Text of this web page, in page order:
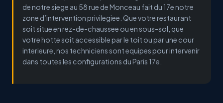
de notre siege au 58 rue de Monceau fait du 17e notre
zone d’intervention privilegiee. Que votre restaurant
soit situe en rez-de-chaussee ou en sous-sol, que
votre hotte soit accessible par le toit ou par une cour
interieure, nos techniciens sont equipes pour intervenir
dans toutes les configurations du Paris 17e.